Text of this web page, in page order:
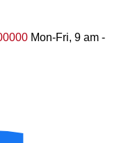
Mon-Fri, 9 am -